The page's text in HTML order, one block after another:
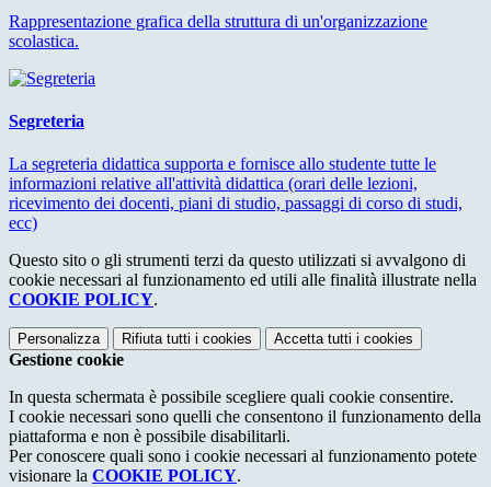
Rappresentazione grafica della struttura di un'organizzazione
scolastica.
Segreteria
La segreteria didattica supporta e fornisce allo studente tutte le
informazioni relative all'attività didattica (orari delle lezioni,
ricevimento dei docenti, piani di studio, passaggi di corso di studi,
ecc)
Questo sito o gli strumenti terzi da questo utilizzati si avvalgono di
cookie necessari al funzionamento ed utili alle finalità illustrate nella
COOKIE POLICY.
Personalizza Rifiuta tutti i cookies Accetta tutti i cookies
Gestione cookie
In questa schermata è possibile scegliere quali cookie consentire.
I cookie necessari sono quelli che consentono il funzionamento della
piattaforma e non è possibile disabilitarli.
Per conoscere quali sono i cookie necessari al funzionamento potete
visionare la COOKIE POLICY.